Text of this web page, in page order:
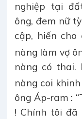
nghiệp tại
ông, đem nữ
cập, hiến cho
nàng làm vợ
nàng có thai.
nàng coi
ông Áp-ram :
! Chính tôi